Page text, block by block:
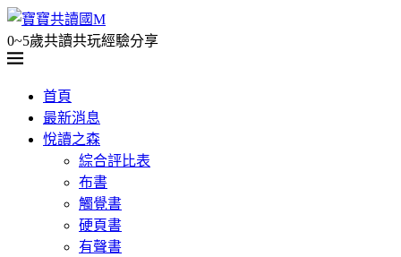
0~5歲共讀共玩經驗分享
首頁
最新消息
悅讀之森
綜合評比表
布書
觸覺書
硬頁書
有聲書